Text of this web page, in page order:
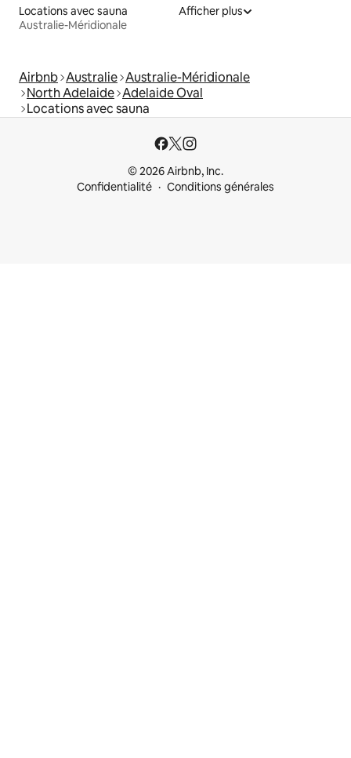
Locations avec sauna
Australie-Méridionale
Afficher plus
Airbnb Australie Australie-Méridionale
North Adelaide Adelaide Oval
Locations avec sauna
© 2026 Airbnb, Inc.
Confidentialité
Conditions générales